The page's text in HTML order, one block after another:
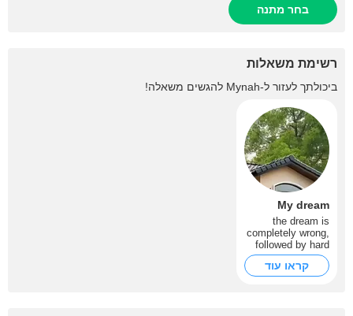
בחר מתנה
רשימת משאלות
ביכולתך לעזור ל-Mynah להגשים משאלה!
My dream
the dream is
completely wrong,
followed by hard
work??
קראו עוד